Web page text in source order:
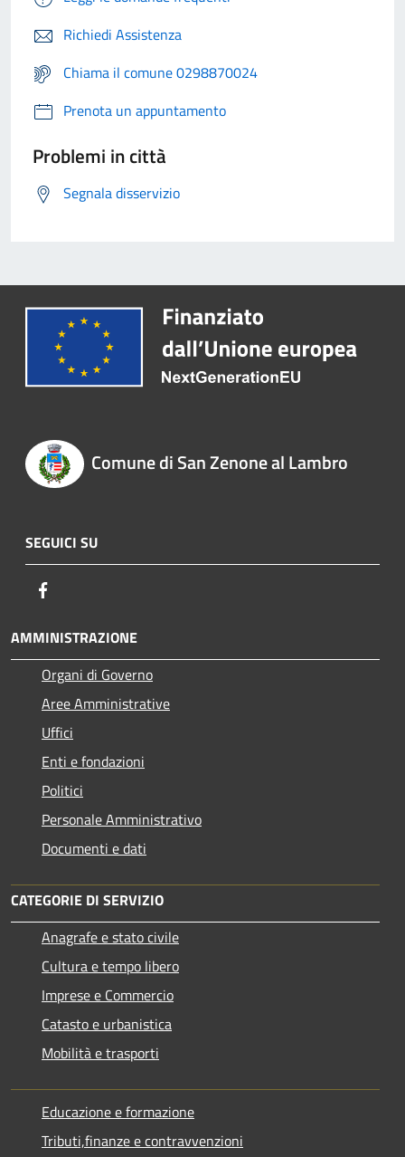
Richiedi Assistenza
Chiama il comune 0298870024
Prenota un appuntamento
Problemi in città
Segnala disservizio
Comune di San Zenone al Lambro
SEGUICI SU
AMMINISTRAZIONE
Organi di Governo
Aree Amministrative
Uffici
Enti e fondazioni
Politici
Personale Amministrativo
Documenti e dati
CATEGORIE DI SERVIZIO
Anagrafe e stato civile
Cultura e tempo libero
Imprese e Commercio
Catasto e urbanistica
Mobilità e trasporti
Educazione e formazione
Tributi,finanze e contravvenzioni